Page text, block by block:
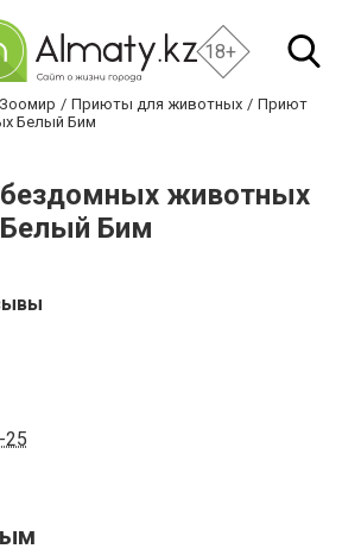
18+
Зоомир Приюты для животных
Приют
Белый Бим
животных
Белый Бим
25